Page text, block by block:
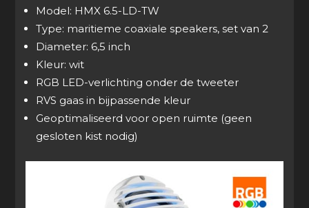
Model: HMX 6.5-LD-TW
Type: maritieme coaxiale speakers, set van 2
Diameter: 6,5 inch
Kleur: wit
RGB LED-verlichting onder de tweeter
RVS gaas in bijpassende kleur
Geoptimaliseerd voor open ruimte (geen
gesloten kist nodig)